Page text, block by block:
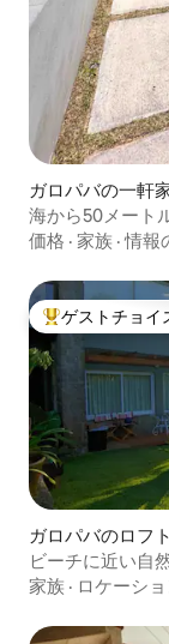
ガロパバの一軒
海から50メート
価格 · 家族 ·情報
大好評のゲスト
ゲストチョイ
ガロパバのロフト
ビーチに近い自
家族 · ロケーシ